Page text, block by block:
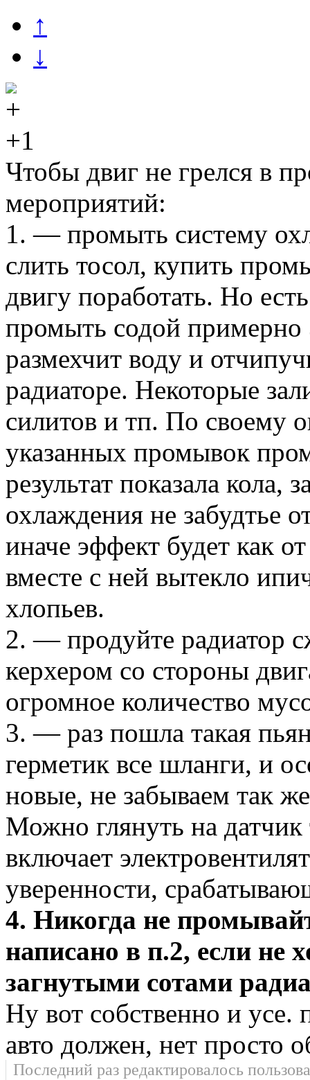
↑
↓
+1
Чтобы двиг не грелся в
мероприятий:
1. — промыть систему
слить тосол, купить
двигу поработать. Но
промыть содой примерно
размехчит воду и
радиаторе. Некоторые
силитов и тп. По своему
указанных промывок
результат показала кола,
охлаждения не забудтье
иначе эффект будет как
вместе с ней вытекло
хлопьев.
2. — продуйте радиатор
керхером со стороны
огромное количество
3. — раз пошла такая
герметик все шланги, и
новые, не забываем так
Можно глянуть на
включает
уверенности,
4. Никогда не
написано в п.2, если не
загнутыми сотами
Ну вот собственно и усе.
авто должен, нет просто
Последний раз редактировалось